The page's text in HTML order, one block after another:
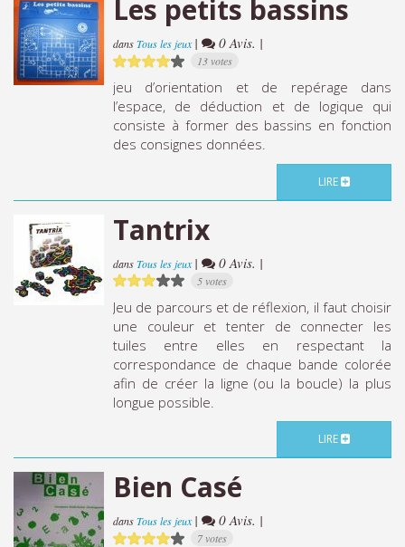
Les petits bassins
dansTous les jeux| 0 Avis. |
13 votes
jeu d’orientation et de repérage dans
l’espace, de déduction et de logique qui
consiste à former des bassins en fonction
des consignes données.
LIRE
Tantrix
dansTous les jeux| 0 Avis. |
5 votes
Jeu de parcours et de réflexion, il faut choisir
une couleur et tenter de connecter les
tuiles entre elles en respectant la
correspondance de chaque bande colorée
afin de créer la ligne (ou la boucle) la plus
longue possible.
LIRE
Bien Casé
dansTous les jeux| 0 Avis. |
7 votes